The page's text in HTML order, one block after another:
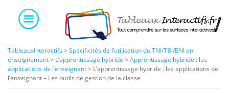
content
TableauxInteractifs > Spécificités de l’utilisation du TNI/TBI/ENI en
enseignement> L’apprentissage hybride > Apprentissage hybride : les
applications de l’enseignant> L’apprentissage hybride : les applications de
l’enseignant – Les outils de gestion de la classe